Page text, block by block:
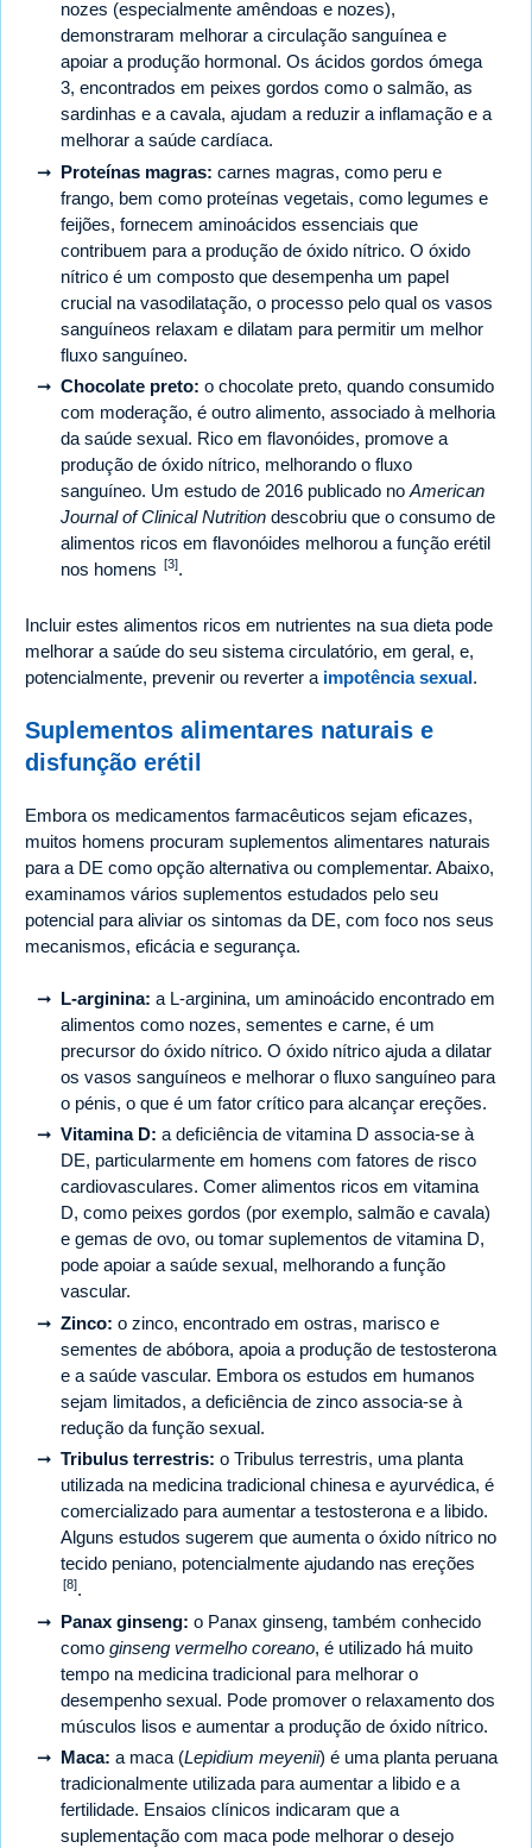
nozes (especialmente amêndoas e nozes),
demonstraram melhorar a circulação sanguínea e
apoiar a produção hormonal. Os ácidos gordos ómega
3, encontrados em peixes gordos como o salmão, as
sardinhas e a cavala, ajudam a reduzir a inflamação e a
melhorar a saúde cardíaca.
Proteínas magras: carnes magras, como peru e
frango, bem como proteínas vegetais, como legumes e
feijões, fornecem aminoácidos essenciais que
contribuem para a produção de óxido nítrico. O óxido
nítrico é um composto que desempenha um papel
crucial na vasodilatação, o processo pelo qual os vasos
sanguíneos relaxam e dilatam para permitir um melhor
fluxo sanguíneo.
Chocolate preto: o chocolate preto, quando consumido
com moderação, é outro alimento, associado à melhoria
da saúde sexual. Rico em flavonóides, promove a
produção de óxido nítrico, melhorando o fluxo
sanguíneo. Um estudo de 2016 publicado noAmerican
Journal of Clinical Nutrition descobriu que o consumo de
alimentos ricos em flavonóides melhorou a função erétil
nos homens
[3].
Incluir estes alimentos ricos em nutrientes na sua dieta pode
melhorar a saúde do seu sistema circulatório, em geral, e,
potencialmente, prevenir ou reverter a impotência sexual.
Suplementos alimentares naturais e
disfunção erétil
Embora os medicamentos farmacêuticos sejam eficazes,
muitos homens procuram suplementos alimentares naturais
para a DE como opção alternativa ou complementar. Abaixo,
examinamos vários suplementos estudados pelo seu
potencial para aliviar os sintomas da DE, com foco nos seus
mecanismos, eficácia e segurança.
L-arginina: a L-arginina, um aminoácido encontrado em
alimentos como nozes, sementes e carne, é um
precursor do óxido nítrico. O óxido nítrico ajuda a dilatar
os vasos sanguíneos e melhorar o fluxo sanguíneo para
o pénis, o que é um fator crítico para alcançar ereções.
Vitamina D: a deficiência de vitamina D associa-se à
DE, particularmente em homens com fatores de risco
cardiovasculares. Comer alimentos ricos em vitamina
D, como peixes gordos (por exemplo, salmão e cavala)
e gemas de ovo, ou tomar suplementos de vitamina D,
pode apoiar a saúde sexual, melhorando a função
vascular.
Zinco: o zinco, encontrado em ostras, marisco e
sementes de abóbora, apoia a produção de testosterona
e a saúde vascular. Embora os estudos em humanos
sejam limitados, a deficiência de zinco associa-se à
redução da função sexual.
Tribulus terrestris: o Tribulus terrestris, uma planta
utilizada na medicina tradicional chinesa e ayurvédica, é
comercializado para aumentar a testosterona e a libido.
Alguns estudos sugerem que aumenta o óxido nítrico no
tecido peniano, potencialmente ajudando nas ereções
[8].
Panax ginseng: o Panax ginseng, também conhecido
como ginseng vermelho coreano, é utilizado há muito
tempo na medicina tradicional para melhorar o
desempenho sexual. Pode promover o relaxamento dos
músculos lisos e aumentar a produção de óxido nítrico.
Maca: a maca (Lepidium meyenii) é uma planta peruana
tradicionalmente utilizada para aumentar a libido e a
fertilidade. Ensaios clínicos indicaram que a
suplementação com maca pode melhorar o desejo